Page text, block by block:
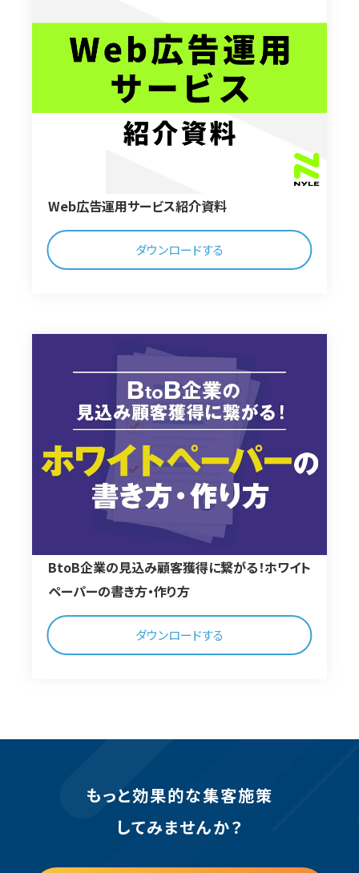
Web広告運用サービス紹介資料
ダウンロードする
BtoB企業の見込み顧客獲得に繋がる！ホワイト
ペーパーの書き方・作り方
ダウンロードする
もっと効果的な集客施策
してみませんか？